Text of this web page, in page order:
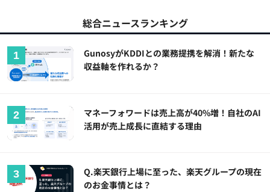
総合ニュースランキング
GunosyがKDDIとの業務提携を解消！新たな
収益軸を作れるか？
マネーフォワードは売上高が40%増！自社のAI
活用が売上成長に直結する理由
Q.楽天銀行上場に至った、楽天グループの現在
のお金事情とは？